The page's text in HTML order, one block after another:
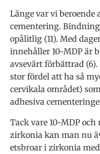
Länge var vi beroende
cementering.
opålitlig (11). Med
innehåller 10-MDP är
avsevärt förbättrad
stor fördel att ha så
cervikala området)
adhesiva
Tack vare 10-MDP
zirkonia kan man nu
etsbroar i zirkonia